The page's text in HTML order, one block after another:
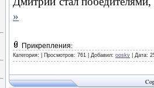
»
Прикрепления:
Категория: Просмотров: 761 | Добавил: ooskv Дата: